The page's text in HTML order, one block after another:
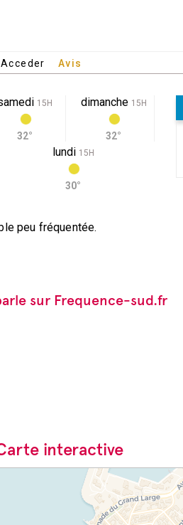
Avis
15H
32°
dimanche 15H
32°
lundi 15H
30°
peu fréquentée.
sur Frequence-sud.fr
interactive